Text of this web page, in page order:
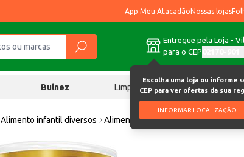
App Meu AtacadãoNossas lojas
Entregue pela Loja -
para o CEP
Escolha uma loja ou informe
CEP para ver ofertas da sua
INFORMAR LOCALIZAÇÃO
Bulnez Limpeza Chocolates
Alimento infantil diversos Alimento em Pó Nutren Nestlé